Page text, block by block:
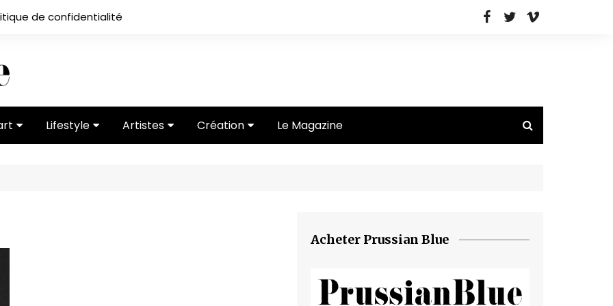
de confidentialité
Lifestyle Artistes Création Le Magazine
Acheter Prussian Blue